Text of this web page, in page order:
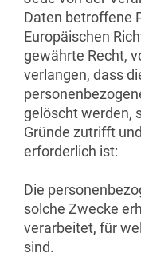
Daten betroffene
Europäischen
gewährte Recht,
verlangen, dass
gelöscht werden,
Gründe zutrifft
erforderlich ist:
Die
solche Zwecke
verarbeitet, für
sind.